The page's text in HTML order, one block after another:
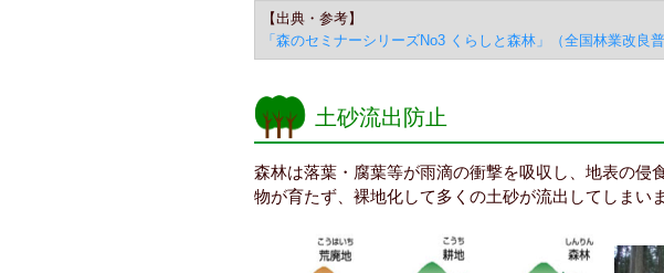
【出典・参考】
「森のセミナーシリーズNo3 くらしと森林」（全国林業改良普
土砂流出防止
森林は落葉・腐葉等が雨滴の衝撃を吸収し、地表の侵
物が育たず、裸地化して多くの土砂が流出してしまいま